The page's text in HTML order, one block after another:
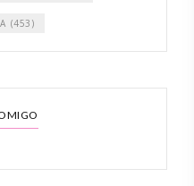
(453)